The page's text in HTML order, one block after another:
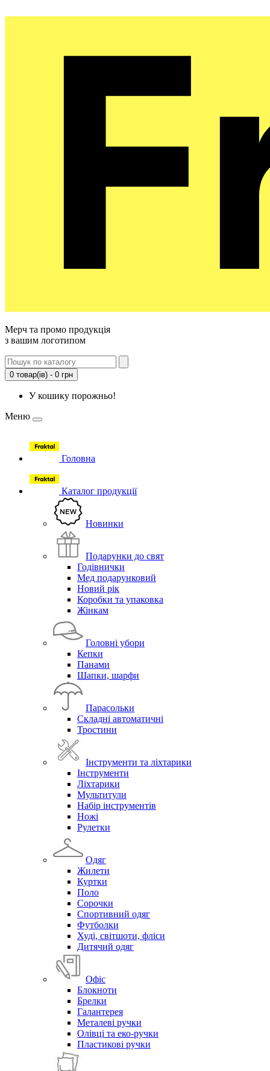
Мерч та промо продукція
з вашим логотипом
0 товар(ів) - 0 грн
У кошику порожньо!
Меню
Головна
Каталог продукції
Новинки
Подарунки до свят
Годівнички
Мед подарунковий
Новий рік
Коробки та упаковка
Жінкам
Головні убори
Кепки
Панами
Шапки, шарфи
Парасольки
Складні автоматичні
Тростини
Інструменти та ліхтарики
Інструменти
Ліхтарики
Мультитули
Набір інструментів
Ножі
Рулетки
Одяг
Жилети
Куртки
Поло
Сорочки
Спортивний одяг
Футболки
Худі, світшоти, фліси
Дитячий одяг
Офіс
Блокноти
Брелки
Галантерея
Металеві ручки
Олівці та еко-ручки
Пластикові ручки